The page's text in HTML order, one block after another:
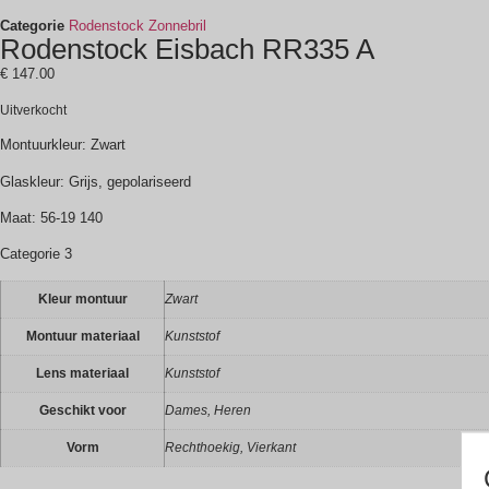
Categorie Rodenstock Zonnebril
Rodenstock Eisbach RR335 A
€ 147.00
Uitverkocht
Montuurkleur: Zwart
Glaskleur: Grijs, gepolariseerd
Maat: 56-19 140
Categorie 3
Kleur montuur Zwart
Montuur materiaal Kunststof
Lens materiaal Kunststof
Geschikt voor Dames, Heren
Vorm Rechthoekig, Vierkant